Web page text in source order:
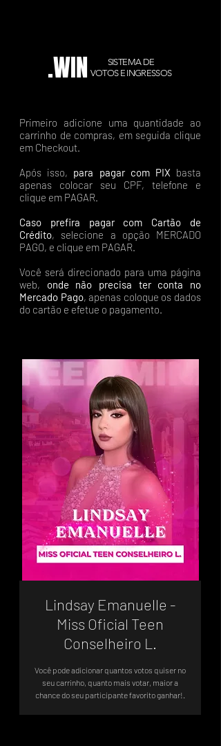
.WIN
SISTEMA DE
VOTOS E INGRESSOS
Primeiro adicione uma quantidade ao
carrinho de compras, em seguida clique
em Checkout.
Após isso, para pagar com PIX basta
apenas colocar seu CPF, telefone e
clique em PAGAR.
Caso prefira pagar com Cartão de
Crédito, selecione a opção MERCADO
PAGO, e clique em PAGAR.
Você será direcionado para uma página
web, onde não precisa ter conta no
Mercado Pago, apenas coloque os dados
do cartão e efetue o pagamento.
Lindsay Emanuelle -
Miss Oficial Teen
Conselheiro L.
Você pode adicionar quantos votos quiser no
seu carrinho, quanto mais votar, maior a
chance do seu participante favorito ganhar!.